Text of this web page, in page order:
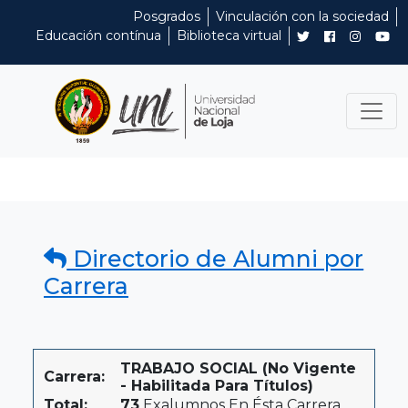
Posgrados
Vinculación con la sociedad
Educación contínua
Biblioteca virtual
Directorio de Alumni por
Carrera
Carrera:
TRABAJO SOCIAL (No Vigente
- Habilitada Para Títulos)
Total:
73 Exalumnos En Ésta Carrera